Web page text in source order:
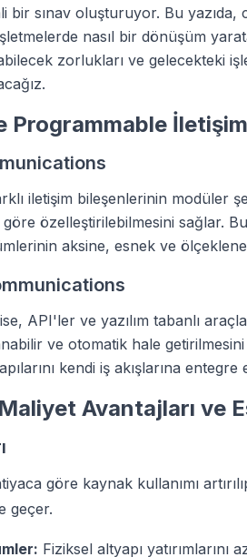
bir sınav oluşturuyor. Bu
nasıl bir dönüşüm
zorlukları ve gelecekteki
Programmable
iletişim bileşenlerinin modüler
özelleştirilebilmesini sağlar.
aksine, esnek ve
API'ler ve yazılım tabanlı
ve otomatik hale
kendi iş akışlarına
Avantajları ve
göre kaynak kullanımı
geçer.
Fiziksel altyapı